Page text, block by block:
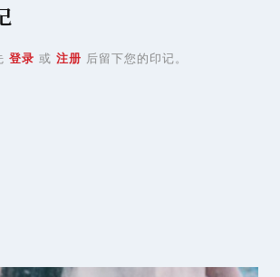
登录 或 注册 后留下您的印记。